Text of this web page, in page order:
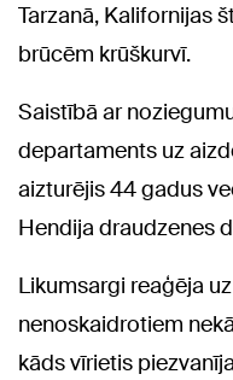
Tarzanā, Kalifornijas
brūcēm krūškurvī.
Saistībā ar
departaments uz
aizturējis 44 gadus
Hendija draudzenes
Likumsargi reaģēja
nenoskaidrotiem
kāds vīrietis